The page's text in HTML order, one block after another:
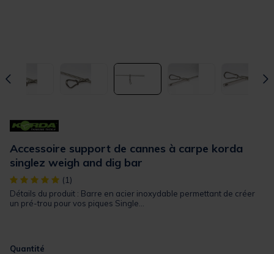
Accessoire support de cannes à carpe korda
singlez weigh and dig bar
[object Object] out of 5 Customer Rating
(1)
Détails du produit : Barre en acier inoxydable permettant de créer
un pré-trou pour vos piques Single...
Quantité